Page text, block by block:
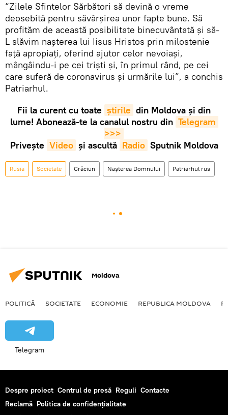
“Zilele Sfintelor Sărbători să devină o vreme
deosebită pentru săvârșirea unor fapte bune. Să
profităm de această posibilitate binecuvântată și să-
L slăvim nașterea lui Iisus Hristos prin milostenie
față apropiați, oferind ajutor celor nevoiași,
mângâindu-i pe cei triști și, în primul rând, pe cei
care suferă de coronavirus și urmările lui”, a conchis
Patriarhul.
Fii la curent cu toate știrile din Moldova și din
lume! Abonează-te la canalul nostru din Telegram
>>>
Privește Video și ascultă Radio Sputnik Moldova
Rusia Societate Crăciun Nașterea Domnului Patriarhul rus
Moldova
POLITICĂ SOCIETATE ECONOMIE REPUBLICA MOLDOVA
Telegram
Despre proiect Centrul de presă Reguli Contacte
Reclamă Politica de confidențialitate